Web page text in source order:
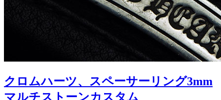
クロムハーツ、スペーサーリング3mm
マルチストーンカスタム